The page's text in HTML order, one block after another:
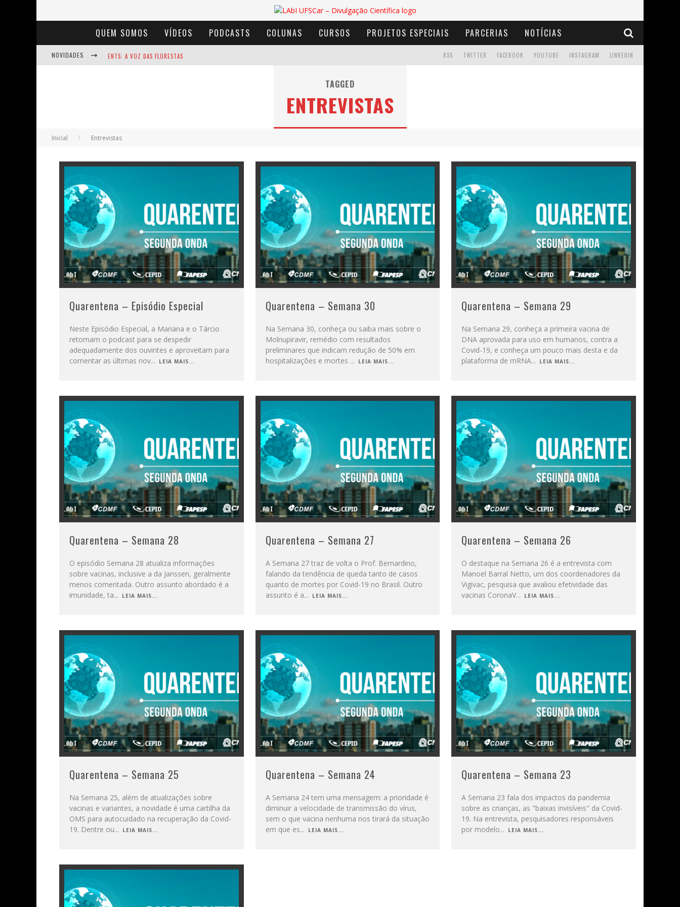
QUEM SOMOS VÍDEOS PODCASTS COLUNAS CURSOS PROJETOS ESPECIAIS PARCERIAS NOTÍCIAS
NOVIDADES ENTS: A VOZ DAS FLORESTAS
BAÚ DE HISTÓRIAS - A JAMAIS IMAGINADA AVENTURA COM OS MOINHOS DE VENTO
LINKEDIN
INSTAGRAM
YOUTUBE
FACEBOOK
TWITTER
RSS
TAGGED
ENTREVISTAS
Inicial Entrevistas
Quarentena – Episódio Especial
Neste Episódio Especial, a Mariana e o Tárcio
retomam o podcast para se despedir
adequadamente dos ouvintes e aproveitam para
comentar as últimas nov... LEIA MAIS...
Quarentena – Semana 30
Na Semana 30, conheça ou saiba mais sobre o
Molnupiravir, remédio com resultados
preliminares que indicam redução de 50% em
hospitalizações e mortes ... LEIA MAIS...
Quarentena – Semana 29
Na Semana 29, conheça a primeira vacina de
DNA aprovada para uso em humanos, contra a
Covid-19, e conheça um pouco mais desta e da
plataforma de mRNA... LEIA MAIS...
Quarentena – Semana 28
O episódio Semana 28 atualiza informações
sobre vacinas, inclusive a da Janssen, geralmente
menos comentada. Outro assunto abordado é a
imunidade, ta... LEIA MAIS...
Quarentena – Semana 27
A Semana 27 traz de volta o Prof. Bernardino,
falando da tendência de queda tanto de casos
quanto de mortes por Covid-19 no Brasil. Outro
assunto é a... LEIA MAIS...
Quarentena – Semana 26
O destaque na Semana 26 é a entrevista com
Manoel Barral Netto, um dos coordenadores da
Vigivac, pesquisa que avaliou efetividade das
vacinas CoronaV... LEIA MAIS...
Quarentena – Semana 25
Na Semana 25, além de atualizações sobre
vacinas e variantes, a novidade é uma cartilha da
OMS para autocuidado na recuperação da Covid-
19. Dentre ou... LEIA MAIS...
Quarentena – Semana 24
A Semana 24 tem uma mensagem: a prioridade é
diminuir a velocidade de transmissão do vírus,
sem o que vacina nenhuma nos tirará da situação
em que es... LEIA MAIS...
Quarentena – Semana 23
A Semana 23 fala dos impactos da pandemia
sobre as crianças, as "baixas invisíveis" da Covid-
19. Na entrevista, pesquisadores responsáveis
por modelo... LEIA MAIS...